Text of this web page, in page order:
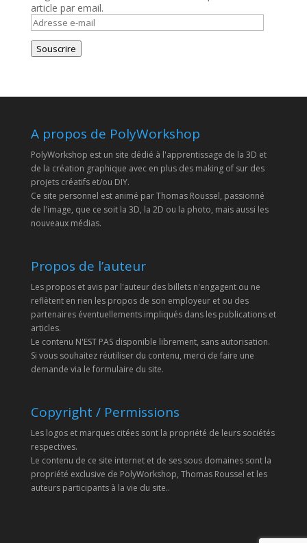
article par email.
Adresse
e-
mail
Souscrire
A propos de PolyWorkshop
PolyWorkshop est un site dédié à l'apprentissage de la 3D et
de la création graphique avec en plus des making of sur des
projets créatifs et/ou DIY.
Ce site personnel est animé par Thomas Roussel, passionné
de l'image, que ce soit la 3D, la 2D ou la photo, mais aussi les
nouveaux médias.
Propos de l’auteur
Les propos et avis par l'auteur des billets n'engagent ou ne
reflètent en rien les propos de son employeur et ou des
partenaires éventuellements impliqués dans les publications et
articles.
Le contenu N'EST PAS disponible librement, sans autorisation.
Si vous souhaitez réutiliser du contenu, merci de faire une
demande via le formulaire du site.
Copyright / Permissions
Les logos et marques citées sont la propriété de leurs sociétés
respectives.
Le contenu de ce site internet et de ses sous domaines sont la
propriété exclusive de PolyWorkshop, Thomas Roussel et les
auteurs participants à la vie du site..